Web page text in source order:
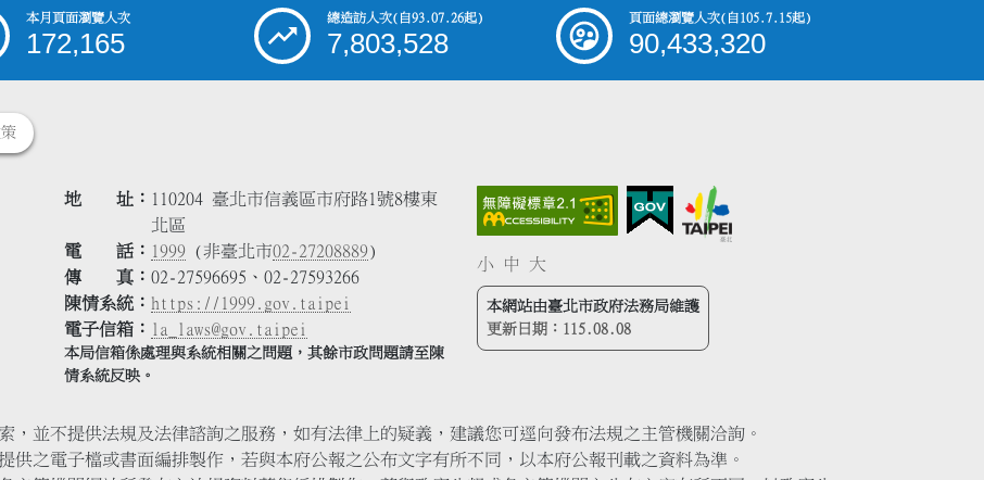
本月頁面瀏覽人次
172,165
總造訪人次(自93.07.26起)
7,803,528
頁面總瀏覽人次(自105.7.15起)
90,433,320
地 址
110204 臺北市信義區市府路1號8樓東
北區
電 話
1999 (非臺北市02-27208889)
傳 真
02-27596695、02-27593266
陳情系統
https://1999.gov.taipei
電子信箱
la_laws@gov.taipei
本局信箱係處理與系統相關之問題，其餘市政問題請至陳
情系統反映。
小 中 大
本網站由臺北市政府法務局維護
更新日期： 115.08.08
，並不提供法規及法律諮詢之服務，如有法律上的疑義，建議您可逕向發布法規之主管機關洽詢。
供之電子檔或書面編排製作，若與本府公報之公布文字有所不同，以本府公報刊載之資料為準。